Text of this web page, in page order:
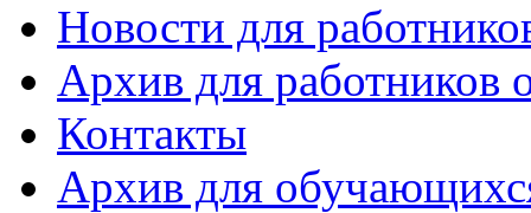
Новости для
Архив для работников
Контакты
Архив для